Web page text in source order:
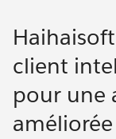
client
pour une
améliorée